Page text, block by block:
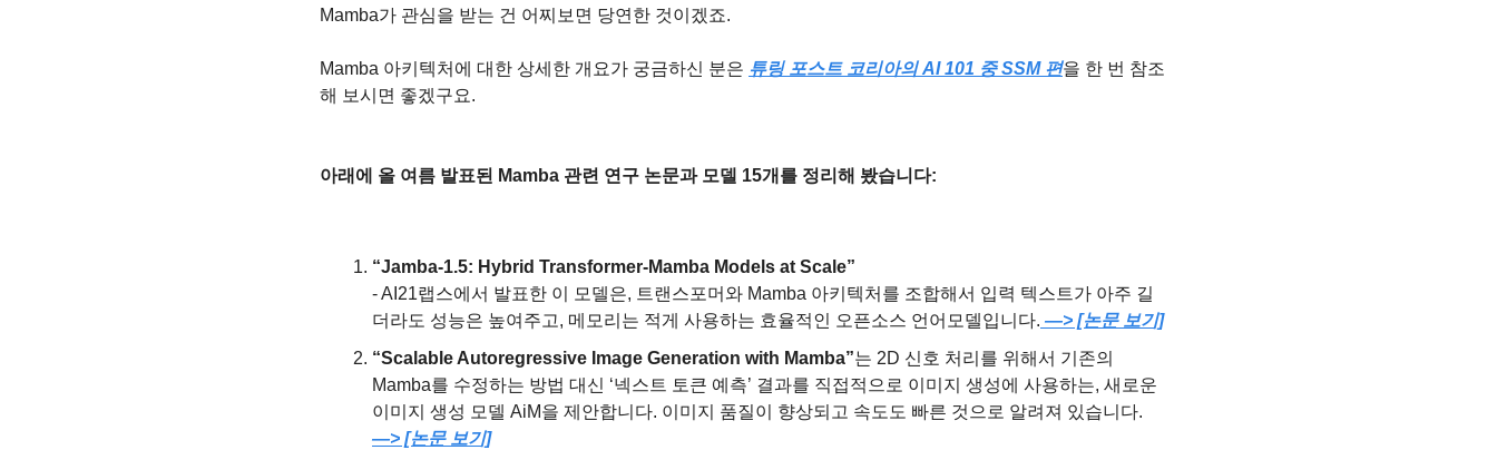
Mamba가 관심을 받는 건 어찌보면 당연한 것이겠죠.
Mamba 아키텍처에 대한 상세한 개요가 궁금하신 분은 튜링 포스트 코리아의 AI 101 중 SSM 편을 한 번 참조
해 보시면 좋겠구요.
아래에 올 여름 발표된 Mamba 관련 연구 논문과 모델 15개를 정리해 봤습니다:
“Jamba-1.5: Hybrid Transformer-Mamba Models at Scale”
- AI21랩스에서 발표한 이 모델은, 트랜스포머와 Mamba 아키텍처를 조합해서 입력 텍스트가 아주 길
더라도 성능은 높여주고, 메모리는 적게 사용하는 효율적인 오픈소스 언어모델입니다. —> [논문 보기]
“Scalable Autoregressive Image Generation with Mamba”는 2D 신호 처리를 위해서 기존의
Mamba를 수정하는 방법 대신 ‘넥스트 토큰 예측’ 결과를 직접적으로 이미지 생성에 사용하는, 새로운
—> [논문 보기]